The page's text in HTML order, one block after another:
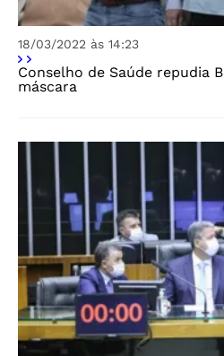
18/03/2022 às 14:23
Conselho de Saúde repudia
máscara